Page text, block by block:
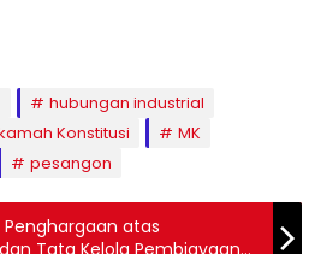
hubungan industrial
Konstitusi
MK
pesangon
Penghargaan atas